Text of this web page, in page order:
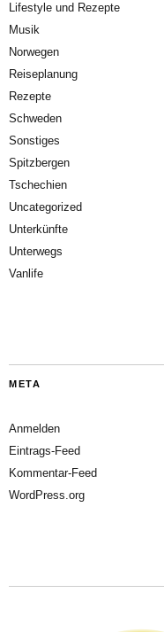
Lifestyle und Rezepte
Musik
Norwegen
Reiseplanung
Rezepte
Schweden
Sonstiges
Spitzbergen
Tschechien
Uncategorized
Unterkünfte
Unterwegs
Vanlife
META
Anmelden
Eintrags-Feed
Kommentar-Feed
WordPress.org